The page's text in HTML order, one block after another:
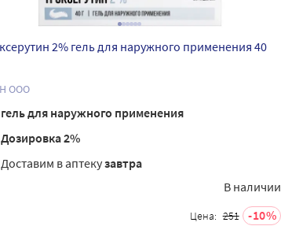
2% гель для наружного применения 40
ООО
гель для наружного применения
Дозировка 2%
Доставим в аптекузавтра
В наличии
Цена: 251 10